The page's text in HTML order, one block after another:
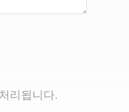
리됩니다.